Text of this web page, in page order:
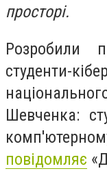
просторі.
Розробили
студенти-
нац
Шевченка:
повідомляє